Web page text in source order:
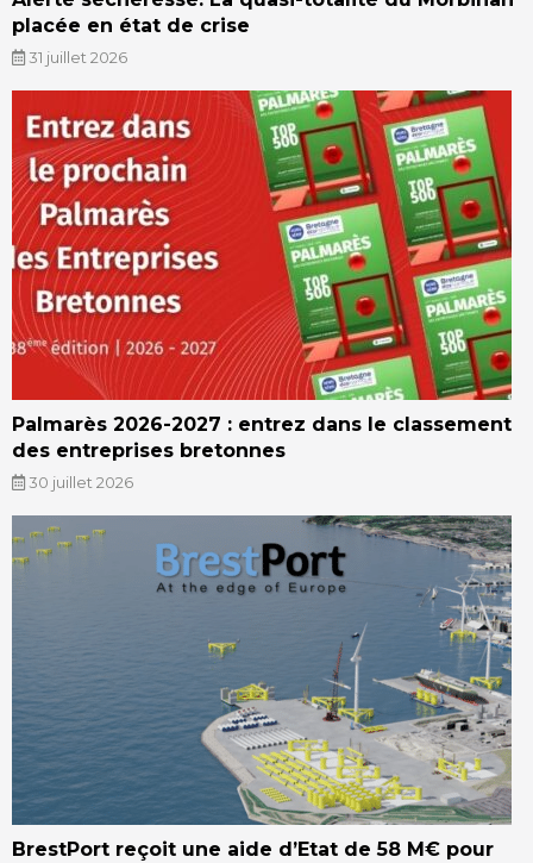
placée en état de crise
31 juillet 2026
Palmarès 2026-2027 : entrez dans le classement
des entreprises bretonnes
30 juillet 2026
BrestPort reçoit une aide d’Etat de 58 M€ pour